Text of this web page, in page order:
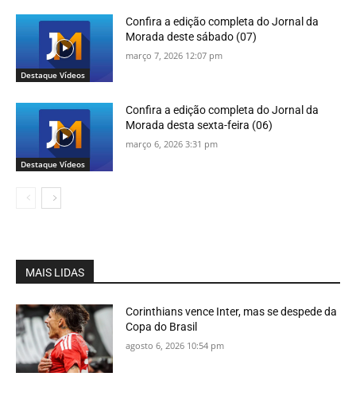
Destaque Vídeos
Confira a edição completa do Jornal da
Morada deste sábado (07)
março 7, 2026 12:07 pm
Destaque Vídeos
Confira a edição completa do Jornal da
Morada desta sexta-feira (06)
março 6, 2026 3:31 pm
MAIS LIDAS
Corinthians vence Inter, mas se despede da
Copa do Brasil
agosto 6, 2026 10:54 pm